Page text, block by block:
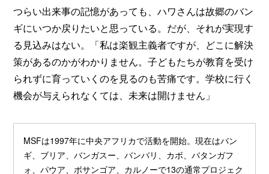
つらい出来事の記憶があっても、ハワさんは故郷のバン
ギにいつか戻りたいと思っている。だが、それが実現す
る見込みはない。「私は楽観主義者ですが、どこに解決
策があるのかがわかりません。子どもたちが教育を受け
られずに育っていくのを見るのも苦痛です。学校に行く
機会が与えられなくては、未来は開けません」
MSFは1997年に中央アフリカで活動を開始。現在はバン
ギ、ブリア、バンガスー、バンバリ、カボ、バタンガフ
ォ、パウア、ボサンゴア、カルノーで13の通常プロジェク